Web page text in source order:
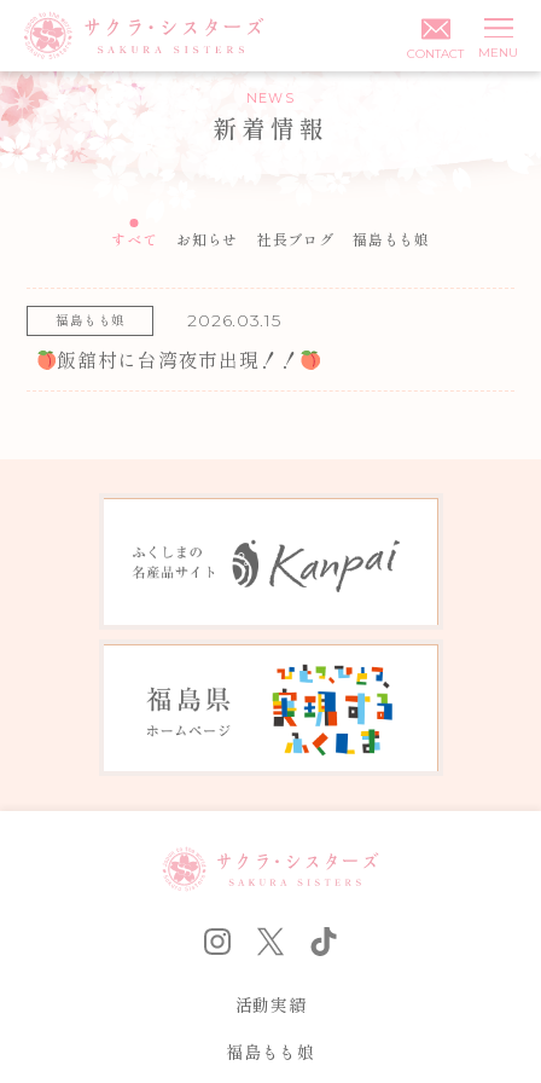
CONTACT MENU
NEWS
新着情報
すべて お知らせ 社長ブログ 福島もも娘
飯舘村に台湾夜市出現！！
カテゴリ:
福島もも娘 投稿日:
2026.03.15
活動実績
福島もも娘